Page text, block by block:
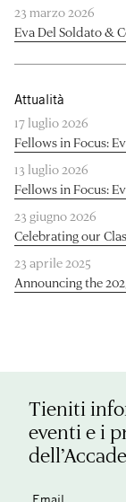
23 marzo 2026
Eva Del Soldato &
Attualità
17 luglio 2026
Fellows in Focus:
13 luglio 2026
Fellows in Focus:
23 giugno 2026
Celebrating our
23 aprile 2025
Announcing the
Tieniti
eventi e i